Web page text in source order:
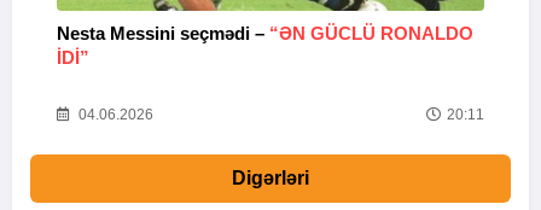
Nesta Messini seçmədi – “ƏN GÜCLÜ RONALDO
IDI”
04.06.2026 20:11
Digərləri